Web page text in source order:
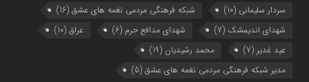
سردار سلیمانی (10) شبکه فرهنگی مردمی نغمه های عشق (16)
شهدای اندیمشک (7) شهدای مدافع حرم (6) عراق (10)
عید غدیر (7) محمد رشیدیان (19)
مدیر شبکه فرهنگی مردمی نغمه های عشق (5)